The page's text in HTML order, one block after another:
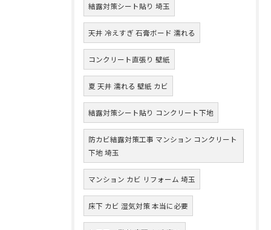
結露対策シート貼り 埼玉
天井 冷えすぎ 石膏ボード 濡れる
コンクリート直張り 壁紙
夏 天井 濡れる 壁紙 カビ
結露対策シート貼り コンクリート下地
防カビ結露対策工事 マンション コンクリート
下地 埼玉
マンション カビ リフォーム 埼玉
床下 カビ 湿気対策 本当に必要